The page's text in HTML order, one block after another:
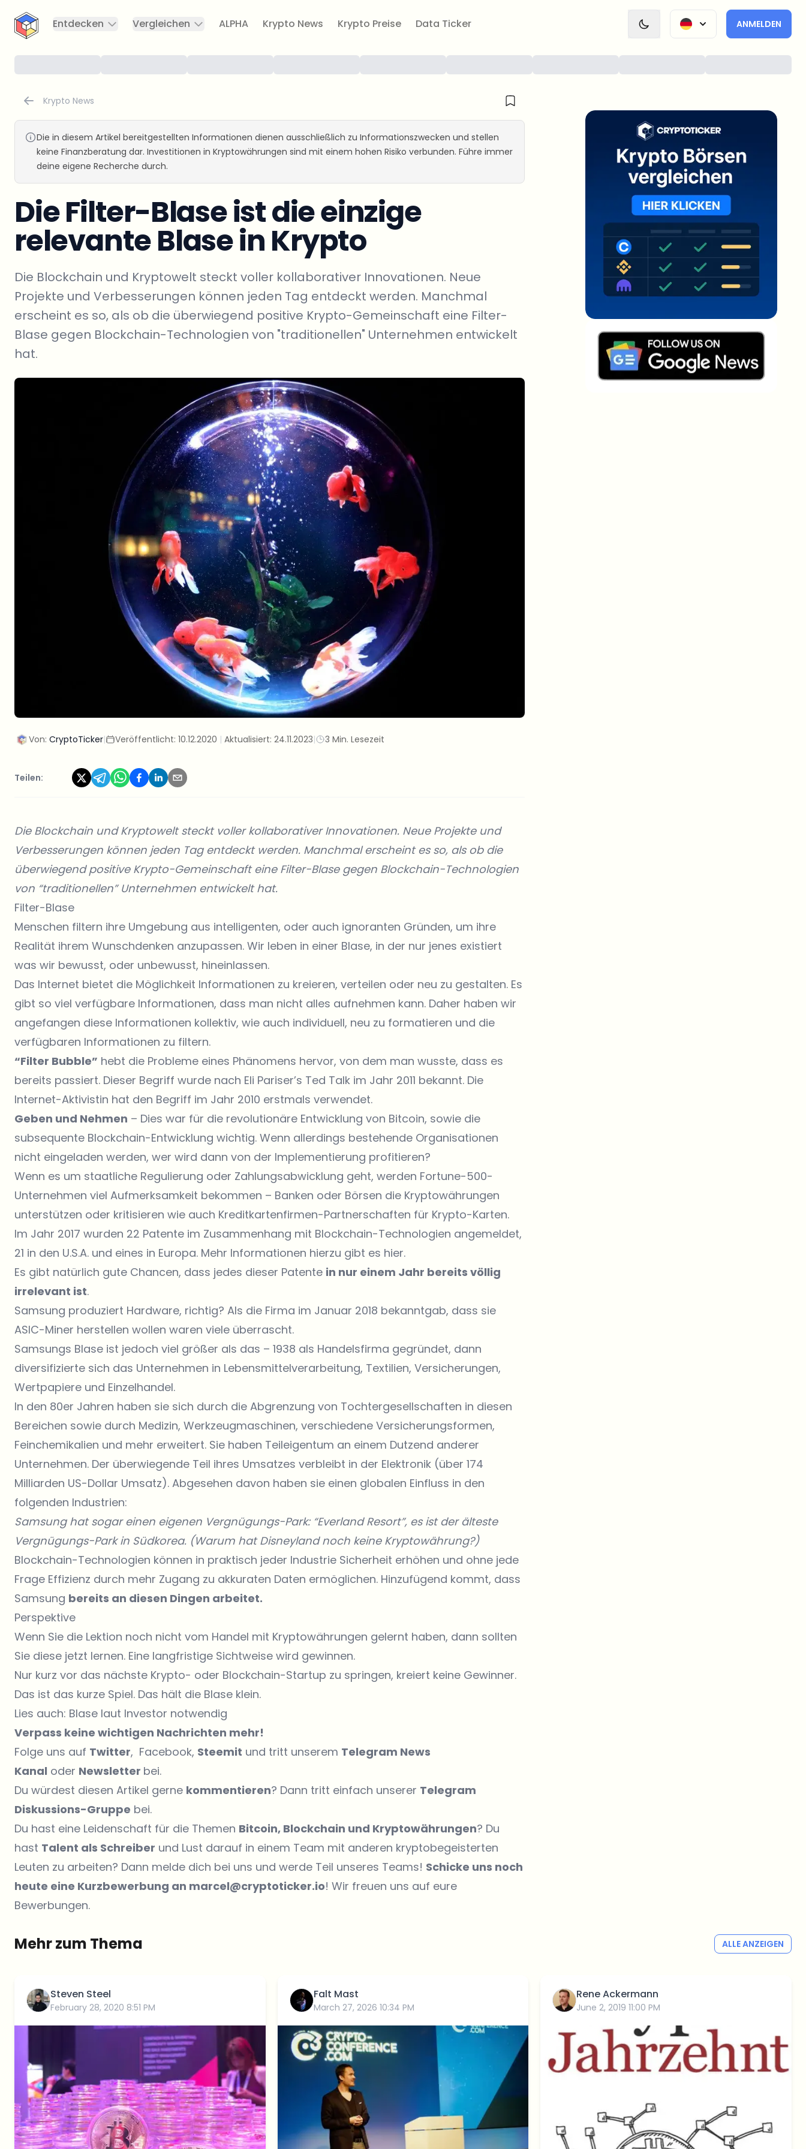
CryptoTicker
Entdecken
Vergleichen ALPHA Krypto News Krypto Preise Data Ticker ANMELDEN
Krypto News
Die in diesem Artikel bereitgestellten Informationen dienen ausschließlich zu Informationszwecken und stellen
keine Finanzberatung dar. Investitionen in Kryptowährungen sind mit einem hohen Risiko verbunden. Führe immer
deine eigene Recherche durch.
Die Filter-Blase ist die einzige
relevante Blase in Krypto
Die Blockchain und Kryptowelt steckt voller kollaborativer Innovationen. Neue
Projekte und Verbesserungen können jeden Tag entdeckt werden. Manchmal
erscheint es so, als ob die überwiegend positive Krypto-Gemeinschaft eine Filter-
Blase gegen Blockchain-Technologien von "traditionellen" Unternehmen entwickelt
hat.
Von: CryptoTicker| Veröffentlicht: 10.12.2020 | Aktualisiert: 24.11.2023| 3 Min. Lesezeit
Teilen:
Die Blockchain und Kryptowelt steckt voller kollaborativer Innovationen. Neue Projekte und
Verbesserungen können jeden Tag entdeckt werden. Manchmal erscheint es so, als ob die
überwiegend positive Krypto-Gemeinschaft eine Filter-Blase gegen Blockchain-Technologien
von “traditionellen” Unternehmen entwickelt hat.
Filter-Blase
Menschen filtern ihre Umgebung aus intelligenten, oder auch ignoranten Gründen, um ihre
Realität ihrem Wunschdenken anzupassen. Wir leben in einer Blase, in der nur jenes existiert
was wir bewusst, oder unbewusst, hineinlassen.
Das Internet bietet die Möglichkeit Informationen zu kreieren, verteilen oder neu zu gestalten. Es
gibt so viel verfügbare Informationen, dass man nicht alles aufnehmen kann. Daher haben wir
angefangen diese Informationen kollektiv, wie auch individuell, neu zu formatieren und die
verfügbaren Informationen zu filtern.
“Filter Bubble” hebt die Probleme eines Phänomens hervor, von dem man wusste, dass es
bereits passiert. Dieser Begriff wurde nach Eli Pariser’s Ted Talk im Jahr 2011 bekannt. Die
Internet-Aktivistin hat den Begriff im Jahr 2010 erstmals verwendet.
Geben und Nehmen – Dies war für die revolutionäre Entwicklung von Bitcoin, sowie die
subsequente Blockchain-Entwicklung wichtig. Wenn allerdings bestehende Organisationen
nicht eingeladen werden, wer wird dann von der Implementierung profitieren?
Wenn es um staatliche Regulierung oder Zahlungsabwicklung geht, werden Fortune-500-
Unternehmen viel Aufmerksamkeit bekommen – Banken oder Börsen die Kryptowährungen
unterstützen oder kritisieren wie auch Kreditkartenfirmen-Partnerschaften für Krypto-Karten.
Im Jahr 2017 wurden 22 Patente im Zusammenhang mit Blockchain-Technologien angemeldet,
21 in den U.S.A. und eines in Europa. Mehr Informationen hierzu gibt es hier.
Es gibt natürlich gute Chancen, dass jedes dieser Patente in nur einem Jahr bereits völlig
irrelevant ist.
Samsung produziert Hardware, richtig? Als die Firma im Januar 2018 bekanntgab, dass sie
ASIC-Miner herstellen wollen waren viele überrascht.
Samsungs Blase ist jedoch viel größer als das – 1938 als Handelsfirma gegründet, dann
diversifizierte sich das Unternehmen in Lebensmittelverarbeitung, Textilien, Versicherungen,
Wertpapiere und Einzelhandel.
In den 80er Jahren haben sie sich durch die Abgrenzung von Tochtergesellschaften in diesen
Bereichen sowie durch Medizin, Werkzeugmaschinen, verschiedene Versicherungsformen,
Feinchemikalien und mehr erweitert. Sie haben Teileigentum an einem Dutzend anderer
Unternehmen. Der überwiegende Teil ihres Umsatzes verbleibt in der Elektronik (über 174
Milliarden US-Dollar Umsatz). Abgesehen davon haben sie einen globalen Einfluss in den
folgenden Industrien:
Samsung hat sogar einen eigenen Vergnügungs-Park: “Everland Resort”, es ist der älteste
Vergnügungs-Park in Südkorea. (Warum hat Disneyland noch keine Kryptowährung?)
Blockchain-Technologien können in praktisch jeder Industrie Sicherheit erhöhen und ohne jede
Frage Effizienz durch mehr Zugang zu akkuraten Daten ermöglichen. Hinzufügend kommt, dass
Samsung bereits an diesen Dingen arbeitet.
Perspektive
Wenn Sie die Lektion noch nicht vom Handel mit Kryptowährungen gelernt haben, dann sollten
Sie diese jetzt lernen. Eine langfristige Sichtweise wird gewinnen.
Nur kurz vor das nächste Krypto- oder Blockchain-Startup zu springen, kreiert keine Gewinner.
Das ist das kurze Spiel. Das hält die Blase klein.
Lies auch: Blase laut Investor notwendig
Verpass keine wichtigen Nachrichten mehr!
Folge uns auf Twitter, Facebook, Steemit und tritt unserem Telegram News
Kanal oder Newsletter bei.
Du würdest diesen Artikel gerne kommentieren? Dann tritt einfach unserer Telegram
Diskussions-Gruppe bei.
Du hast eine Leidenschaft für die Themen Bitcoin, Blockchain und Kryptowährungen? Du
hast Talent als Schreiber und Lust darauf in einem Team mit anderen kryptobegeisterten
Leuten zu arbeiten? Dann melde dich bei uns und werde Teil unseres Teams! Schicke uns noch
heute eine Kurzbewerbung an marcel@cryptoticker.io! Wir freuen uns auf eure
Bewerbungen.
Mehr zum Thema ALLE ANZEIGEN
Steven Steel
February 28, 2020 8:51 PM
Falt Mast
March 27, 2026 10:34 PM
Rene Ackermann
June 2, 2019 11:00 PM